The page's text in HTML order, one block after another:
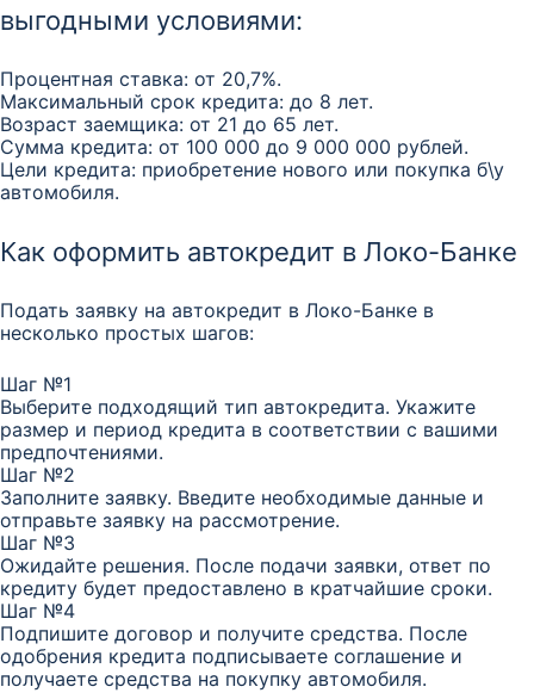
выгодными условиями:
Процентная ставка: от 20,7%.
Максимальный срок кредита: до 8 лет.
Возраст заемщика: от 21 до 65 лет.
Сумма кредита: от 100 000 до 9 000 000 рублей.
Цели кредита: приобретение нового или покупка б\у
автомобиля.
Как оформить автокредит в Локо-Банке
Подать заявку на автокредит в Локо-Банке в
несколько простых шагов:
Шаг №1
Выберите подходящий тип автокредита. Укажите
размер и период кредита в соответствии с вашими
предпочтениями.
Шаг №2
Заполните заявку. Введите необходимые данные и
отправьте заявку на рассмотрение.
Шаг №3
Ожидайте решения. После подачи заявки, ответ по
кредиту будет предоставлено в кратчайшие сроки.
Шаг №4
Подпишите договор и получите средства. После
одобрения кредита подписываете соглашение и
получаете средства на покупку автомобиля.